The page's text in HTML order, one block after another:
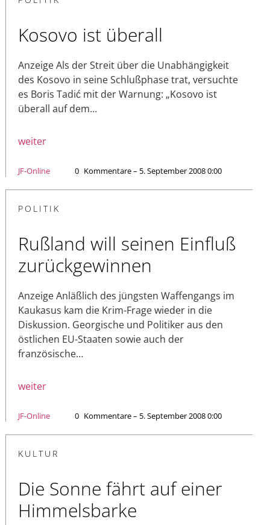
Kosovo ist überall
Anzeige Als der Streit über die Unabhängigkeit
des Kosovo in seine Schlußphase trat, versuchte
es Boris Tadić mit der Warnung: „Kosovo ist
überall auf dem…
weiter
JF-Online 0 Kommentare – 5. September 2008 0:00
POLITIK
Rußland will seinen Einfluß
zurückgewinnen
Anzeige Anläßlich des jüngsten Waffengangs im
Kaukasus kam die Krim-Frage wieder in die
Diskussion. Georgische und Politiker aus den
östlichen EU-Staaten sowie auch der
französische…
weiter
JF-Online 0 Kommentare – 5. September 2008 0:00
KULTUR
Die Sonne fährt auf einer
Himmelsbarke